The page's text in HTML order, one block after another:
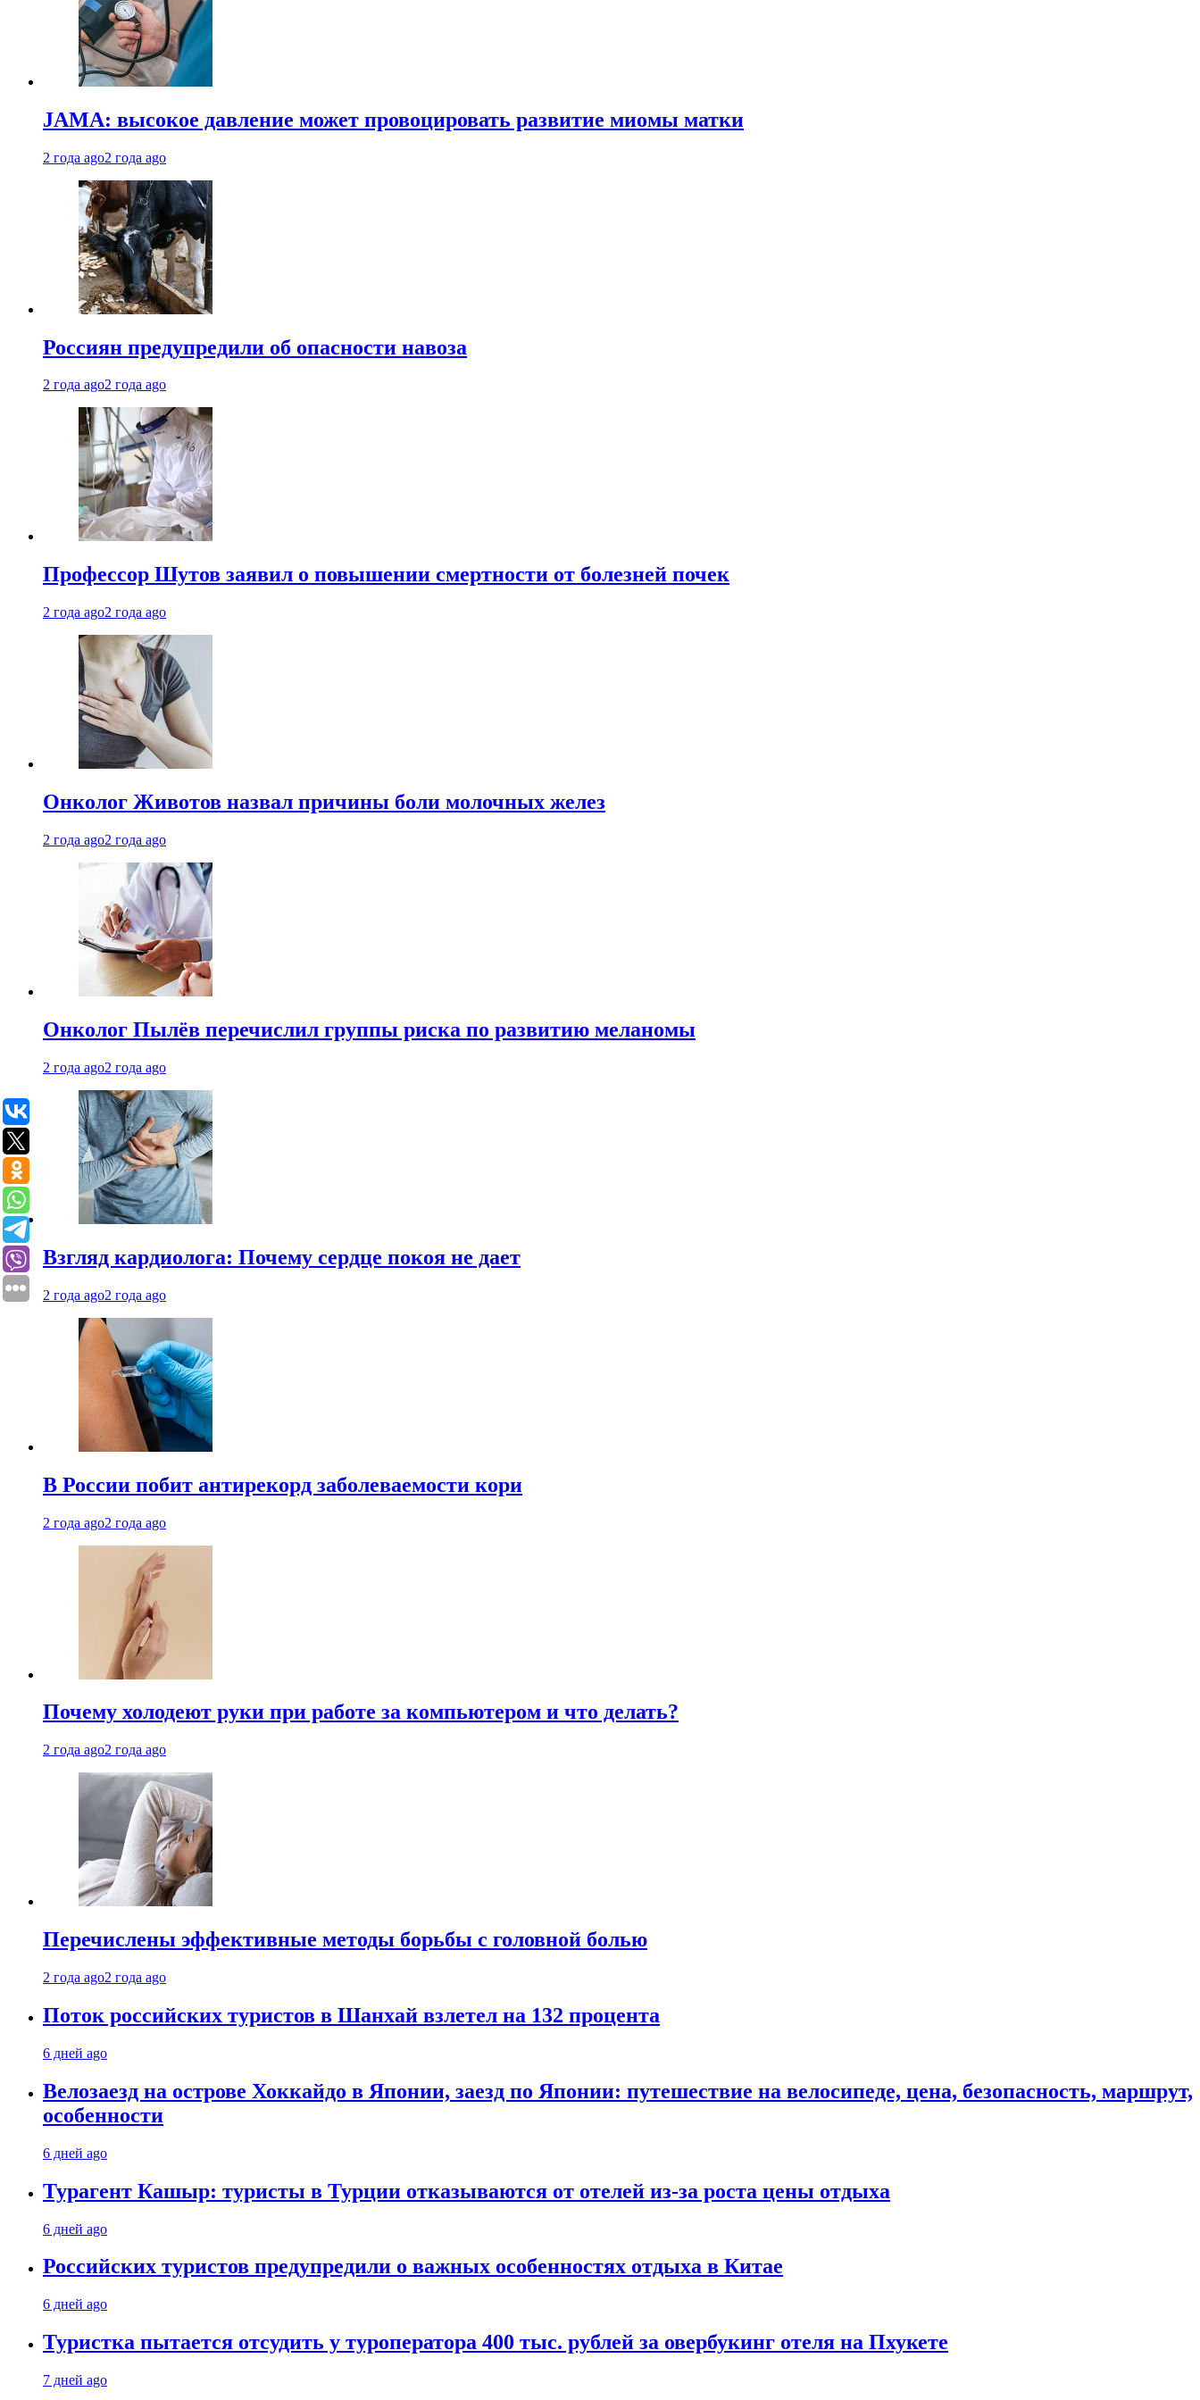
JAMA: высокое давление может провоцировать развитие миомы матки
2 года ago2 года ago
Россиян предупредили об опасности навоза
2 года ago2 года ago
Профессор Шутов заявил о повышении смертности от болезней почек
2 года ago2 года ago
Онколог Животов назвал причины боли молочных желез
2 года ago2 года ago
Онколог Пылёв перечислил группы риска по развитию меланомы
2 года ago2 года ago
Взгляд кардиолога: Почему сердце покоя не дает
2 года ago2 года ago
В России побит антирекорд заболеваемости кори
2 года ago2 года ago
Почему холодеют руки при работе за компьютером и что делать?
2 года ago2 года ago
Перечислены эффективные методы борьбы с головной болью
2 года ago2 года ago
Поток российских туристов в Шанхай взлетел на 132 процента
6 дней ago
Велозаезд на острове Хоккайдо в Японии, заезд по Японии: путешествие на велосипеде, цена, безопасность, маршрут,
особенности
6 дней ago
Турагент Кашыр: туристы в Турции отказываются от отелей из-за роста цены отдыха
6 дней ago
Российских туристов предупредили о важных особенностях отдыха в Китае
6 дней ago
Туристка пытается отсудить у туроператора 400 тыс. рублей за овербукинг отеля на Пхукете
7 дней ago